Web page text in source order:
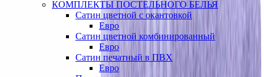
КОМПЛЕКТЫ ПОСТЕЛЬНОГО БЕЛЬЯ
Сатин цветной с окантовкой
Евро
Сатин цветной комбинированный
Евро
Сатин печатный в ПВХ
Евро